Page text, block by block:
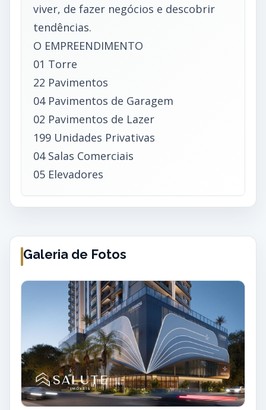
viver, de fazer negócios e descobrir
tendências.
O EMPREENDIMENTO
01 Torre
22 Pavimentos
04 Pavimentos de Garagem
02 Pavimentos de Lazer
199 Unidades Privativas
04 Salas Comerciais
05 Elevadores
Galeria de Fotos